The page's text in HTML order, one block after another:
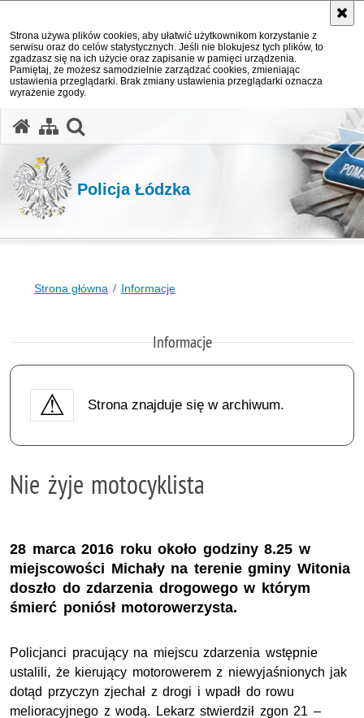
Strona używa plików cookies, aby ułatwić użytkownikom korzystanie z
serwisu oraz do celów statystycznych. Jeśli nie blokujesz tych plików, to
zgadzasz się na ich użycie oraz zapisanie w pamięci urządzenia.
Pamiętaj, że możesz samodzielnie zarządzać cookies, zmieniając
ustawienia przeglądarki. Brak zmiany ustawienia przeglądarki oznacza
wyrażenie zgody.
Policja Łódzka
Strona główna Informacje
Informacje
Strona znajduje się w archiwum.
Nie żyje motocyklista
28 marca 2016 roku około godziny 8.25 w
miejscowości Michały na terenie gminy Witonia
doszło do zdarzenia drogowego w którym
śmierć poniósł motorowerzysta.
Policjanci pracujący na miejscu zdarzenia wstępnie
ustalili, że kierujący motorowerem z niewyjaśnionych jak
dotąd przyczyn zjechał z drogi i wpadł do rowu
melioracyjnego z wodą. Lekarz stwierdził zgon 21 –